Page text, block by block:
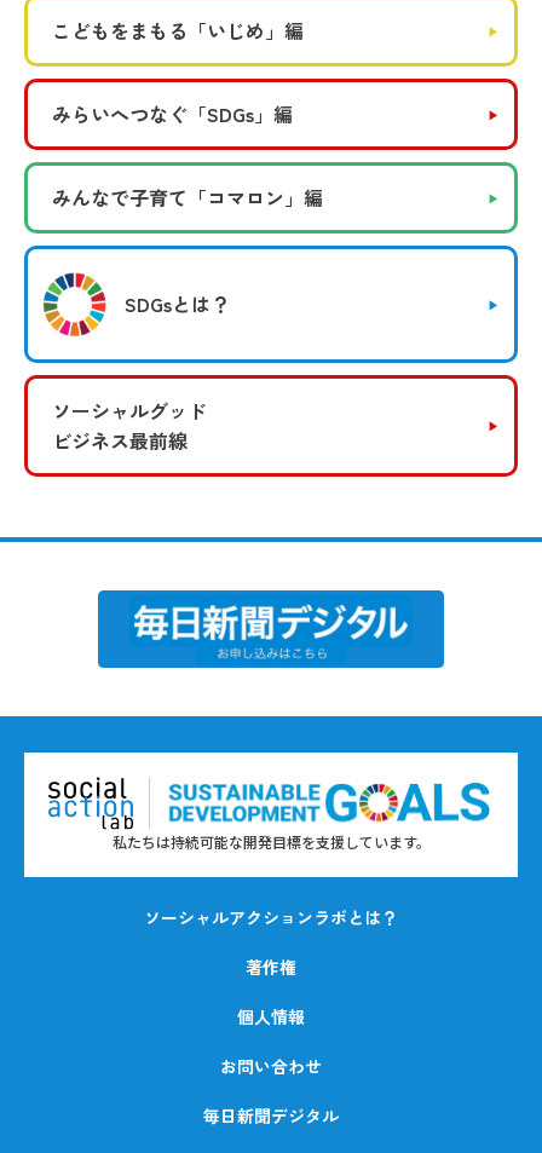
こどもをまもる 「いじめ」編
みらいへつなぐ 「SDGs」編
みんなで子育て 「コマロン」編
SDGsとは？
ソーシャルグッド
ビジネス最前線
私たちは持続可能な開発目標を支援しています。
ソーシャルアクションラボとは？
著作権
個人情報
お問い合わせ
毎日新聞デジタル